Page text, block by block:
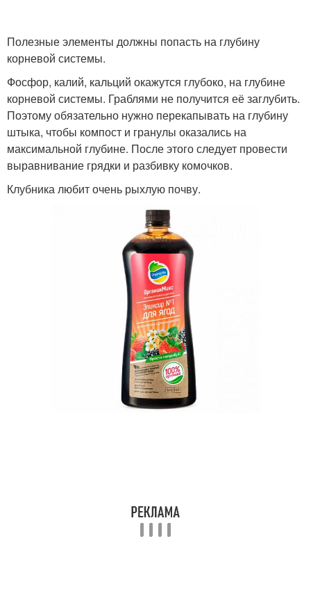
Полезные элементы должны попасть на глубину
корневой системы.
Фосфор, калий, кальций окажутся глубоко, на глубине
корневой системы. Граблями не получится её заглубить.
Поэтому обязательно нужно перекапывать на глубину
штыка, чтобы компост и гранулы оказались на
максимальной глубине. После этого следует провести
выравнивание грядки и разбивку комочков.
Клубника любит очень рыхлую почву.